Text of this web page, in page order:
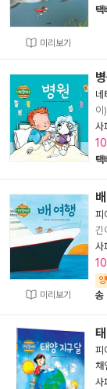
미리보기
택
네
이),
사
택
미리보기
피
긴
사
송
피
채
사